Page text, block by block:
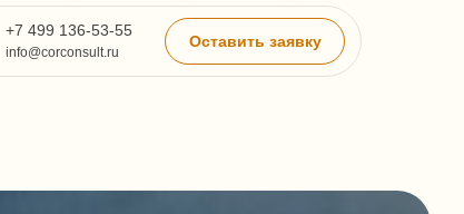
+7 499 136-53-55
Оставить заявку
info@corconsult.ru